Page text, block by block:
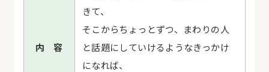
内 容
きて、
そこからちょっとずつ、まわりの人
と話題にしていけるようなきっかけ
になれば、